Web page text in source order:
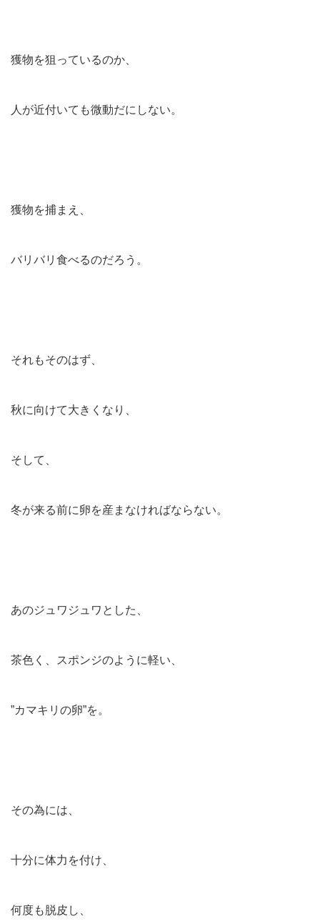
獲物を狙っているのか、
人が近付いても微動だにしない。
獲物を捕まえ、
バリバリ食べるのだろう。
それもそのはず、
秋に向けて大きくなり、
そして、
冬が来る前に卵を産まなければならない。
あのジュワジュワとした、
茶色く、スポンジのように軽い、
”カマキリの卵”を。
その為には、
十分に体力を付け、
何度も脱皮し、